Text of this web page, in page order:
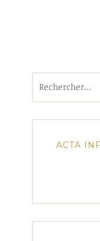
ACTA